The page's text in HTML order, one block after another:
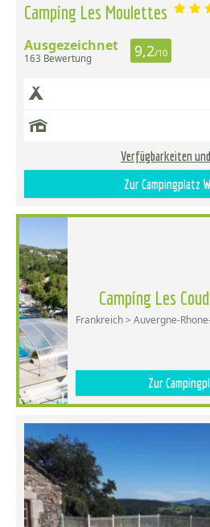
Camping Les Moulettes
Ausgezeichnet
163 Bewertung 9,2/10
Verfügbarkeiten
Zur Campingplatz
Camping Les
Frankreich > Auvergne-
Zur